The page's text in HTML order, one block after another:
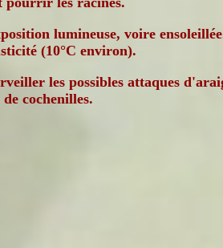
lumineuse, voire
(10°C environ).
les possibles attaques
cochenilles.